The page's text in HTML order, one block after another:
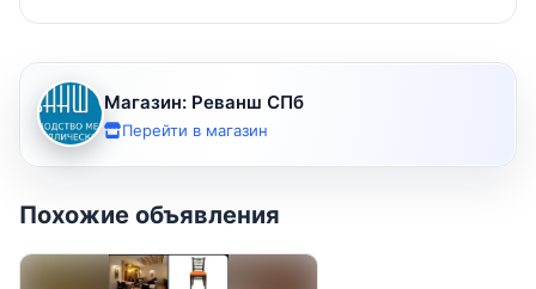
Магазин: Реванш СПб
Перейти в магазин
Похожие объявления